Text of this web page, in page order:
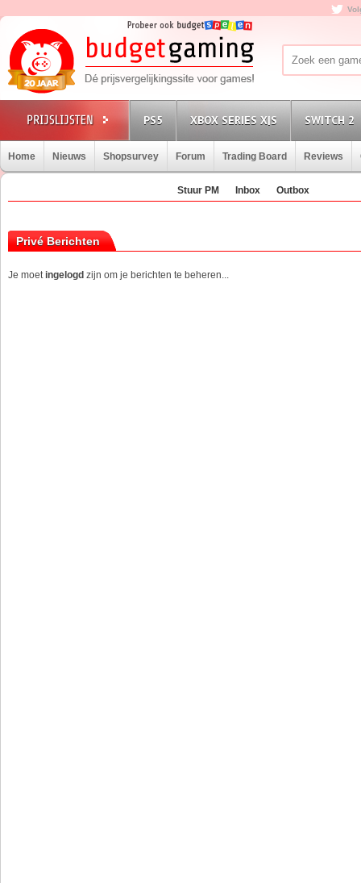
PS5 XBOX SERIES X|S SWITCH 2
Home Nieuws Shopsurvey Forum Trading Board Reviews
Stuur PM Inbox Outbox
Privé Berichten
Je moetingelogd zijn om je berichten te beheren...